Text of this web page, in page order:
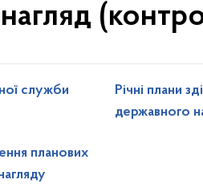
служби
Річні плани
державного
планових